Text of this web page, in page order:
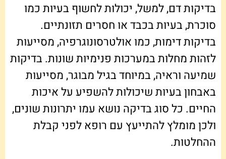
בדיקות דם, למשל, יכולות לחשוף בעיות כמו
סוכרת, בעיות בכבד או חסרים תזונתיים.
בדיקות דימות, כמו אולטרסונוגרפיה, מסייעות
לזהות מחלות במערכות פנימיות שונות. בדיקות
שמיעה וראיה, במיוחד בגיל מבוגר, מסייעות
באבחון בעיות שיכולות להשפיע על איכות
החיים. כל סוג בדיקה נושא עמו יתרונות שונים,
ולכן מומלץ להתייעץ עם רופא לפני קבלת
ההחלטות.